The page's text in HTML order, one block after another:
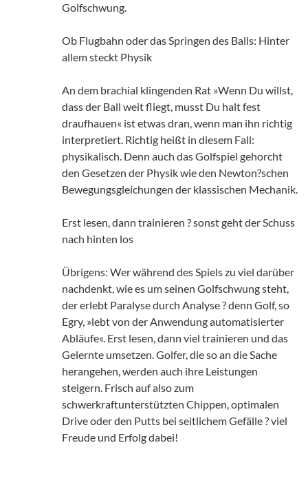
Golfschwung.
Ob Flugbahn oder das Springen des Balls: Hinter
allem steckt Physik
An dem brachial klingenden Rat »Wenn Du willst,
dass der Ball weit fliegt, musst Du halt fest
draufhauen« ist etwas dran, wenn man ihn richtig
interpretiert. Richtig heißt in diesem Fall:
physikalisch. Denn auch das Golfspiel gehorcht
den Gesetzen der Physik wie den Newton?schen
Bewegungsgleichungen der klassischen Mechanik.
Erst lesen, dann trainieren ? sonst geht der Schuss
nach hinten los
Übrigens: Wer während des Spiels zu viel darüber
nachdenkt, wie es um seinen Golfschwung steht,
der erlebt Paralyse durch Analyse ? denn Golf, so
Egry, »lebt von der Anwendung automatisierter
Abläufe«. Erst lesen, dann viel trainieren und das
Gelernte umsetzen. Golfer, die so an die Sache
herangehen, werden auch ihre Leistungen
steigern. Frisch auf also zum
schwerkraftunterstützten Chippen, optimalen
Drive oder den Putts bei seitlichem Gefälle ? viel
Freude und Erfolg dabei!